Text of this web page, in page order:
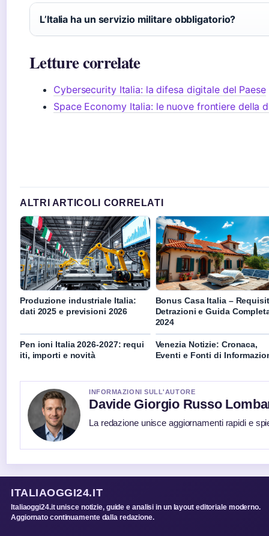
L’Italia ha un servizio militare obbligatorio?
Letture correlate
Cybersecurity Italia: la difesa digitale del Paese
Space Economy Italia: le nuove frontiere della
ALTRI ARTICOLI CORRELATI
Produzione industriale Italia:
dati 2025 e previsioni 2026
Bonus Casa Italia –
Detrazioni e Guida
2024
Pen ioni Italia 2026-2027: requi
iti, importi e novità
Venezia Notizie: Cronaca,
Eventi e Fonti di
INFORMAZIONI SULL'AUTORE
Davide Giorgio Russo
La redazione unisce aggiornamenti rapidi e
ITALIAOGGI24.IT
Italiaoggi24.it unisce notizie, guide e analisi in un layout editoriale moderno.
Aggiornato continuamente dalla redazione.